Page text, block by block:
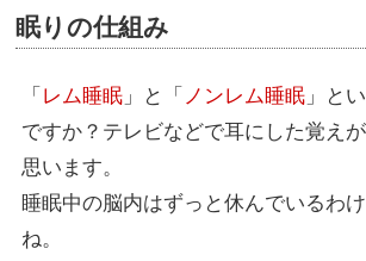
眠りの仕組み
「 レム睡眠 」と「 ノンレム睡眠 」と
ですか？テレビなどで耳にした覚え
思います。
睡眠中の脳内はずっと休んでいるわ
ね。